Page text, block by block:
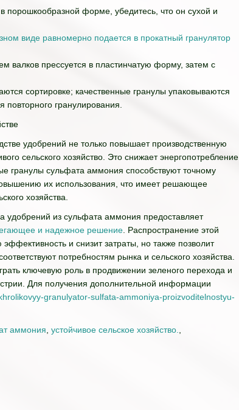
порошкообразной форме, убедитесь, что он сухой и
виде равномерно подается в прокатный гранулятор
валков прессуется в пластинчатую форму, затем с
сортировке; качественные гранулы упаковываются
гранулирования.
удобрений не только повышает производственную
сельского хозяйство. Это снижает энергопотребление
гранулы сульфата аммония способствуют точному
их использования, что имеет решающее
хозяйства.
удобрений из сульфата аммония предоставляет
и надежное решение . Распространение этой
и снизит затраты, но также позволит
потребностям рынка и сельского хозяйства.
ключевую роль в продвижении зеленого перехода и
Для получения дополнительной информации
granulyator-sulfata-ammoniya-proizvoditelnostyu-
аммония устойчивое сельское хозяйство.